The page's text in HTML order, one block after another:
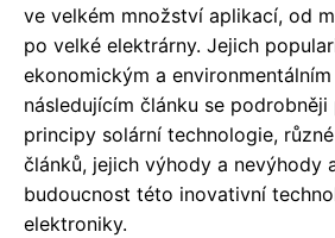
ve velkém množství aplikací, od
po velké elektrárny. Jejich
ekonomickým a
následujícím článku se podrobněji
principy solární technologie,
článků, jejich výhody a nevýhody
budoucnost této inovativní
elektroniky.